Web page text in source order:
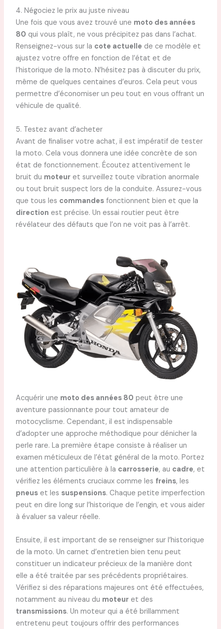
4. Négociez le prix au juste niveau
Une fois que vous avez trouvé une moto des années
80 qui vous plaît, ne vous précipitez pas dans l’achat.
Renseignez-vous sur la cote actuelle de ce modèle et
ajustez votre offre en fonction de l’état et de
l’historique de la moto. N’hésitez pas à discuter du prix,
même de quelques centaines d’euros. Cela peut vous
permettre d’économiser un peu tout en vous offrant un
véhicule de qualité.
5. Testez avant d’acheter
Avant de finaliser votre achat, il est impératif de tester
la moto. Cela vous donnera une idée concrète de son
état de fonctionnement. Écoutez attentivement le
bruit du moteuret surveillez toute vibration anormale
ou tout bruit suspect lors de la conduite. Assurez-vous
que tous les commandesfonctionnent bien et que la
direction est précise. Un essai routier peut être
révélateur des défauts que l’on ne voit pas à l’arrêt.
Acquérir une moto des années 80 peut être une
aventure passionnante pour tout amateur de
motocyclisme. Cependant, il est indispensable
d’adopter une approche méthodique pour dénicher la
perle rare. La première étape consiste à réaliser un
examen méticuleux de l’état général de la moto. Portez
une attention particulière à la carrosserie, au cadre, et
vérifiez les éléments cruciaux comme les freins, les
pneuset les suspensions. Chaque petite imperfection
peut en dire long sur l’historique de l’engin, et vous aider
à évaluer sa valeur réelle.
Ensuite, il est important de se renseigner sur l’historique
de la moto. Un carnet d’entretien bien tenu peut
constituer un indicateur précieux de la manière dont
elle a été traitée par ses précédents propriétaires.
Vérifiez si des réparations majeures ont été effectuées,
notamment au niveau du moteuret des
transmissions. Un moteur qui a été brillamment
entretenu peut toujours offrir des performances